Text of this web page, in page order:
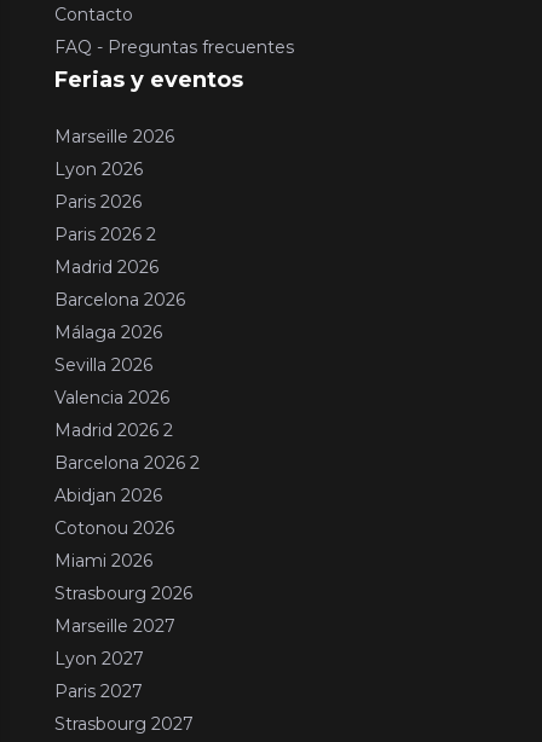
Contacto
FAQ - Preguntas frecuentes
Ferias y eventos
Marseille 2026
Lyon 2026
Paris 2026
Paris 2026 2
Madrid 2026
Barcelona 2026
Málaga 2026
Sevilla 2026
Valencia 2026
Madrid 2026 2
Barcelona 2026 2
Abidjan 2026
Cotonou 2026
Miami 2026
Strasbourg 2026
Marseille 2027
Lyon 2027
Paris 2027
Strasbourg 2027